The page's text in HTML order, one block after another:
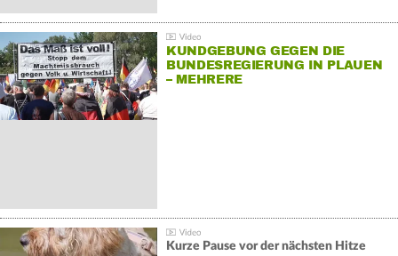
KUNDGEBUNG GEGEN DIE
BUNDESREGIERUNG IN PLAUEN
– MEHRERE
Kurze Pause vor der nächsten Hitze